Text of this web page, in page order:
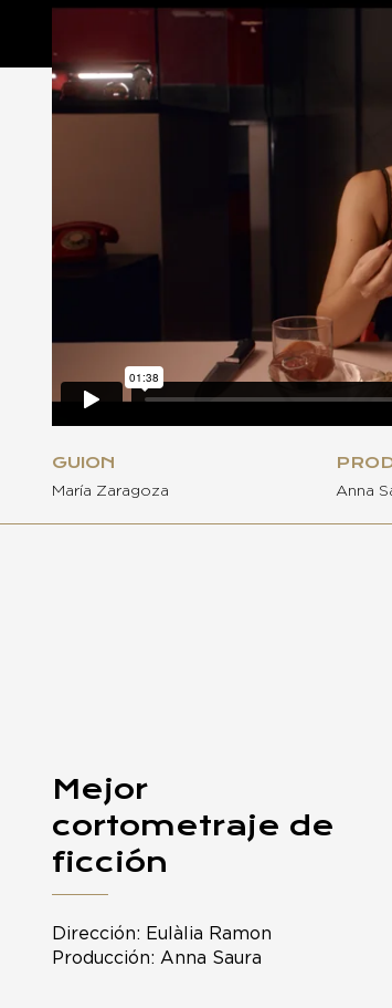
GUION
María Zaragoza Anna
Mejor
cortometraje de
ficción
Dirección: Eulàlia Ramon
Producción: Anna Saura